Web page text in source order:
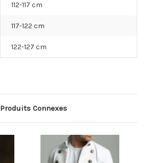
112-117 cm
117-122 cm
122-127 cm
Produits Connexes